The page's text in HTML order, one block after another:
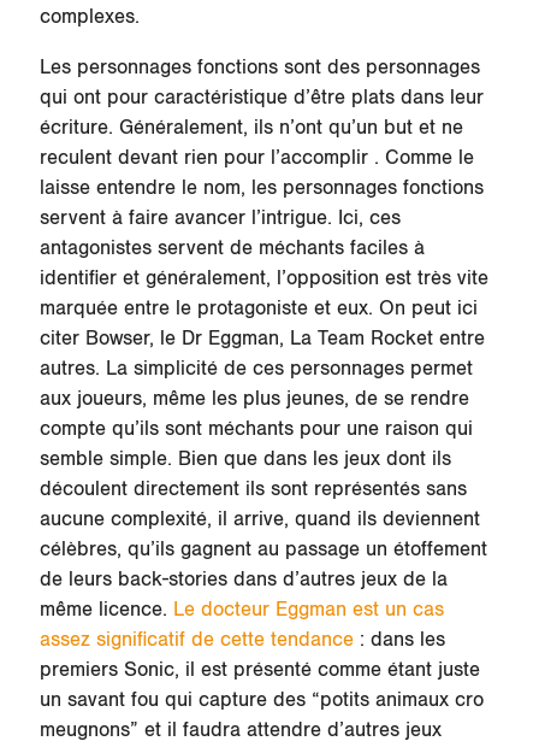
complexes.
Les personnages fonctions sont des personnages
qui ont pour caractéristique d’être plats dans leur
écriture. Généralement, ils n’ont qu’un but et ne
reculent devant rien pour l’accomplir . Comme le
laisse entendre le nom, les personnages fonctions
servent à faire avancer l’intrigue. Ici, ces
antagonistes servent de méchants faciles à
identifier et généralement, l’opposition est très vite
marquée entre le protagoniste et eux. On peut ici
citer Bowser, le Dr Eggman, La Team Rocket entre
autres. La simplicité de ces personnages permet
aux joueurs, même les plus jeunes, de se rendre
compte qu’ils sont méchants pour une raison qui
semble simple. Bien que dans les jeux dont ils
découlent directement ils sont représentés sans
aucune complexité, il arrive, quand ils deviennent
célèbres, qu’ils gagnent au passage un étoffement
de leurs back-stories dans d’autres jeux de la
même licence. Le docteur Eggman est un cas
assez significatif de cette tendance: dans les
premiers Sonic, il est présenté comme étant juste
un savant fou qui capture des “potits animaux cro
meugnons” et il faudra attendre d’autres jeux